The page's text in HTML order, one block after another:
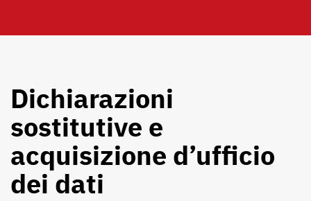
Dichiarazioni
sostitutive e
acquisizione d’ufficio
dei dati